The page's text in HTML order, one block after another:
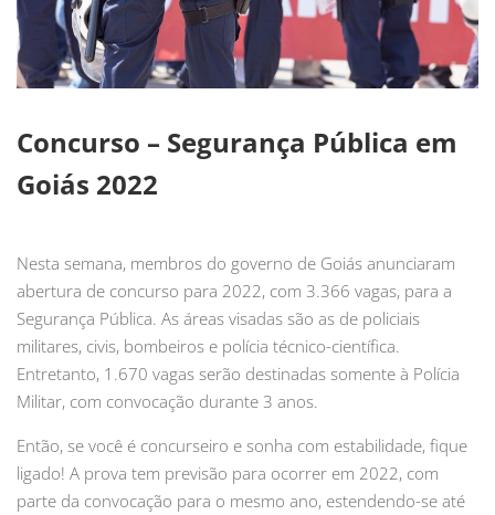
Concurso – Segurança Pública em
Goiás 2022
Nesta semana, membros do governo de Goiás anunciaram
abertura de concurso para 2022, com 3.366 vagas, para a
Segurança Pública. As áreas visadas são as de policiais
militares, civis, bombeiros e polícia técnico-científica.
Entretanto, 1.670 vagas serão destinadas somente à Polícia
Militar, com convocação durante 3 anos.
Então, se você é concurseiro e sonha com estabilidade, fique
ligado! A prova tem previsão para ocorrer em 2022, com
parte da convocação para o mesmo ano, estendendo-se até